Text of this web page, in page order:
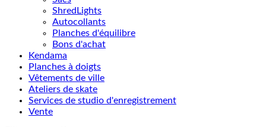
ShredLights
Autocollants
Planches d'équilibre
Bons d'achat
Kendama
Planches à doigts
Vêtements de ville
Ateliers de skate
Services de studio d'enregistrement
Vente